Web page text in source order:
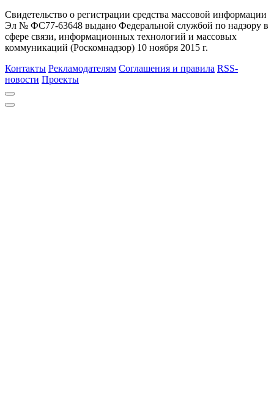
Свидетельство о регистрации средства массовой информации
Эл № ФС77-63648 выдано Федеральной службой по надзору в
сфере связи, информационных технологий и массовых
коммуникаций (Роскомнадзор) 10 ноября 2015 г.
Контакты Рекламодателям Соглашения и правила RSS-
новости Проекты